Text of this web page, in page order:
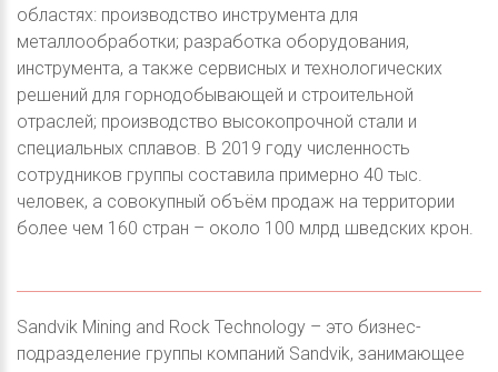
областях: производство инструмента для
металлообработки; разработка оборудования,
инструмента, а также сервисных и технологических
решений для горнодобывающей и строительной
отраслей; производство высокопрочной стали и
специальных сплавов. В 2019 году численность
сотрудников группы составила примерно 40 тыс.
человек, а совокупный объём продаж на территории
более чем 160 стран – около 100 млрд шведских крон.
Sandvik Mining and Rock Technology – это бизнес-
подразделение группы компаний Sandvik, занимающее